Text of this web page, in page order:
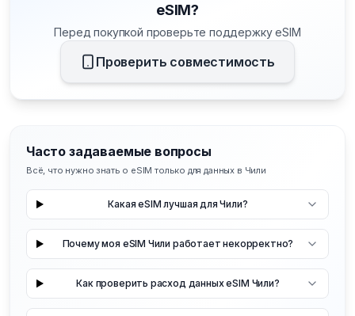
eSIM?
Перед покупкой проверьте поддержку eSIM
Проверить совместимость
Часто задаваемые вопросы
Всё, что нужно знать о eSIM только для данных в Чили
Какая eSIM лучшая для Чили?
Почему моя eSIM Чили работает некорректно?
Как проверить расход данных eSIM Чили?